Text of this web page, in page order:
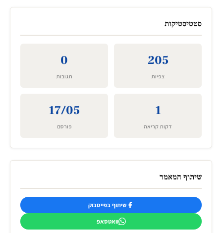
סטטיסטיקות
205
צפיות
0
תגובות
1
דקות קריאה
17/05
פורסם
שיתוף המאמר
שיתוף בפייסבוק
וואטסאפ